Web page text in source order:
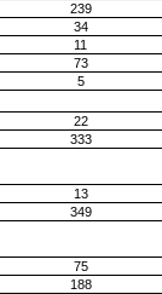
239
34
11
73
5
22
333
13
349
75
188